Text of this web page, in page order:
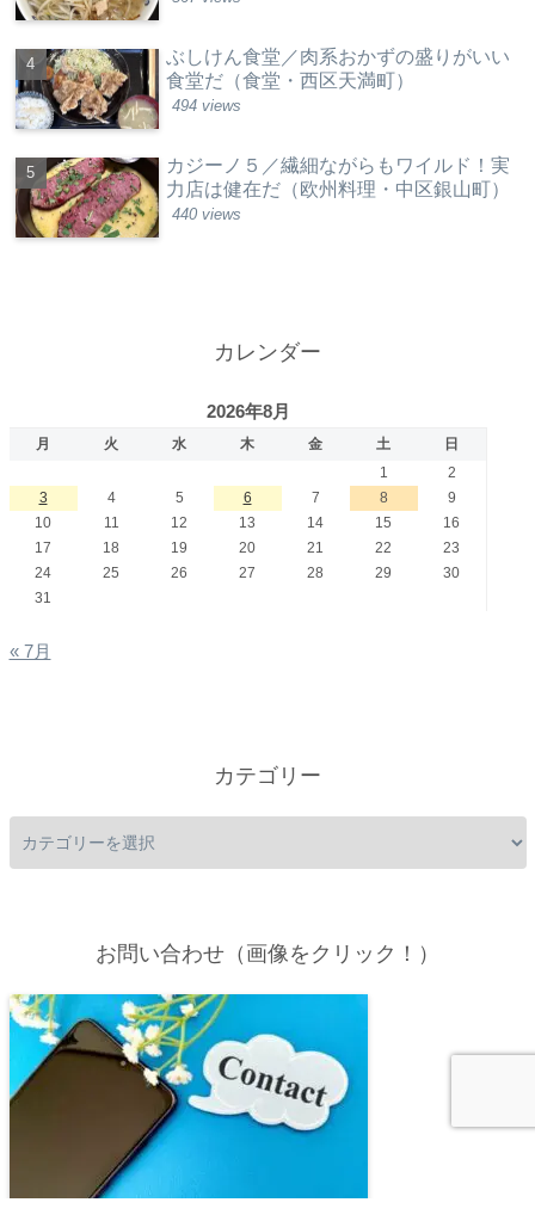
ぶしけん食堂／肉系おかずの盛りがいい
食堂だ（食堂・西区天満町）
494 views
カジーノ５／繊細ながらもワイルド！実
力店は健在だ（欧州料理・中区銀山町）
440 views
カレンダー
2026年8月
月 火 水 木 金 土
日
1
2
3
4 5 6 7 8
9
10
11 12 13 14 15
16
17
18 19 20 21 22
23
24
25 26 27 28 29
30
31
« 7月
カテゴリー
お問い合わせ（画像をクリック！）